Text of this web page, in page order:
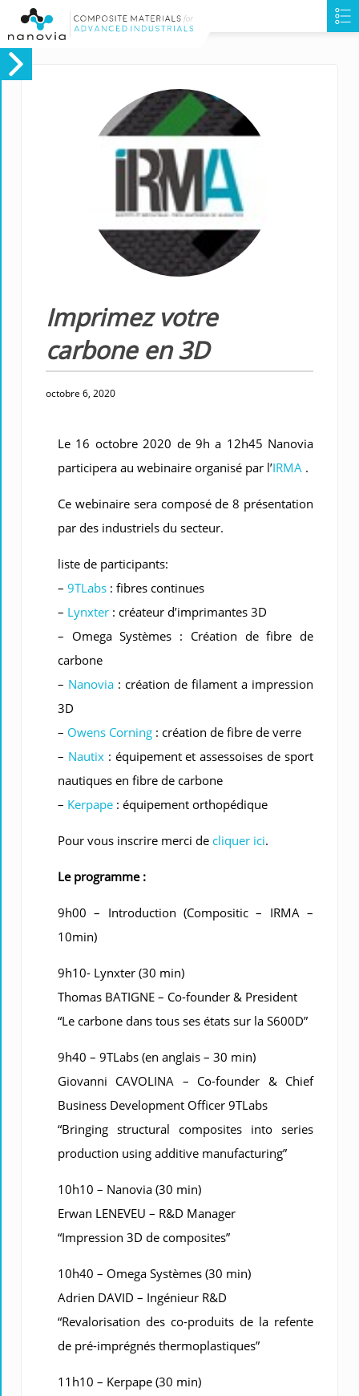
Imprimez votre
carbone en 3D
octobre 6, 2020
Le 16 octobre 2020 de 9h a 12h45 Nanovia
participera au webinaire organisé par l’IRMA .
Ce webinaire sera composé de 8 présentation
par des industriels du secteur.
liste de participants:
– 9TLabs : fibres continues
– Lynxter : créateur d’imprimantes 3D
– Omega Systèmes : Création de fibre de
carbone
– Nanovia : création de filament a impression
3D
– Owens Corning : création de fibre de verre
– Nautix: équipement et assessoises de sport
nautiques en fibre de carbone
– Kerpape : équipement orthopédique
Pour vous inscrire merci de cliquer ici.
Le programme :
9h00 – Introduction (Compositic – IRMA –
10min)
9h10- Lynxter (30 min)
Thomas BATIGNE – Co-founder & President
“Le carbone dans tous ses états sur la S600D”
9h40 – 9TLabs (en anglais – 30 min)
Giovanni CAVOLINA – Co-founder & Chief
Business Development Officer 9TLabs
“Bringing structural composites into series
production using additive manufacturing”
10h10 – Nanovia (30 min)
Erwan LENEVEU – R&D Manager
“Impression 3D de composites”
10h40 – Omega Systèmes (30 min)
Adrien DAVID – Ingénieur R&D
“Revalorisation des co-produits de la refente
de pré-imprégnés thermoplastiques”
11h10 – Kerpape (30 min)